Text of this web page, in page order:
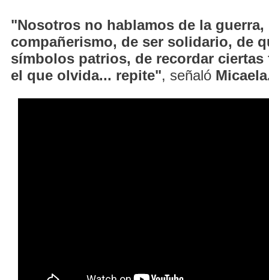
"Nosotros no hablamos de la guerra,
compañerismo, de ser solidario, de
símbolos patrios, de recordar ciertas
el que olvida... repite", señaló